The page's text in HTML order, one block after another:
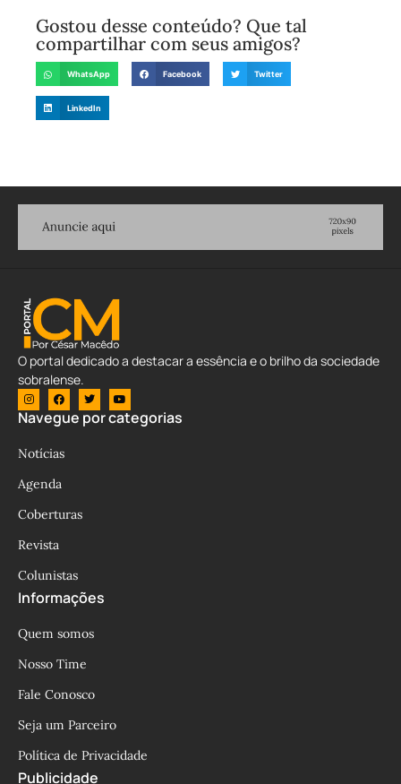
Gostou desse conteúdo? Que tal
compartilhar com seus amigos?
WhatsApp Facebook Twitter
LinkedIn
O portal dedicado a destacar a essência e o brilho da sociedade
sobralense.
Navegue por categorias
Notícias
Agenda
Coberturas
Revista
Colunistas
Informações
Quem somos
Nosso Time
Fale Conosco
Seja um Parceiro
Política de Privacidade
Publicidade